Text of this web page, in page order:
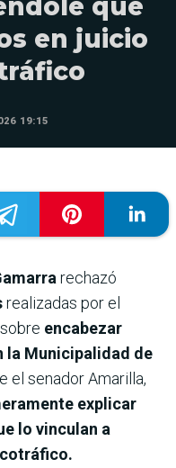
que
en juicio
19:15
rechazó
realizadas por el
sobre encabezar
la Municipalidad de
el senador Amarilla,
explicar
lo vinculan a